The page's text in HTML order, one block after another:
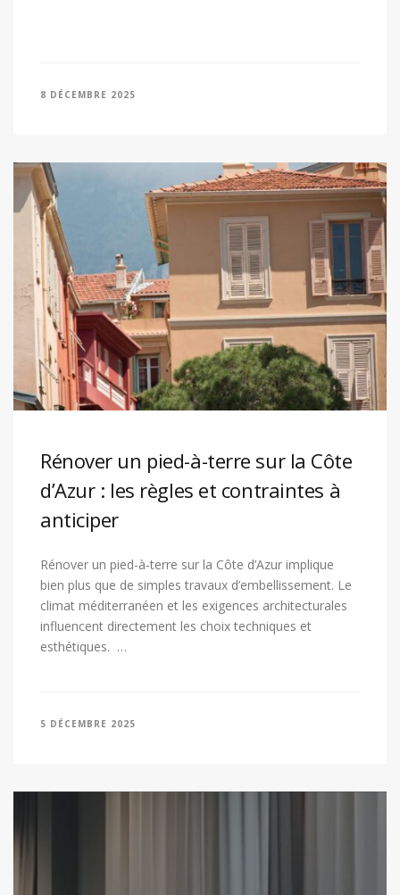
8 DÉCEMBRE 2025
Rénover un pied-à-terre sur la Côte
d’Azur : les règles et contraintes à
anticiper
Rénover un pied-à-terre sur la Côte d’Azur implique
bien plus que de simples travaux d’embellissement. Le
climat méditerranéen et les exigences architecturales
influencent directement les choix techniques et
esthétiques. …
5 DÉCEMBRE 2025